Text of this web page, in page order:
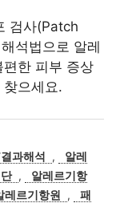
검사(Patch
석법으로 알레
한 피부 증상
으세요.
과해석 ,
알레
,
알레르기항
레르기항원 ,
패